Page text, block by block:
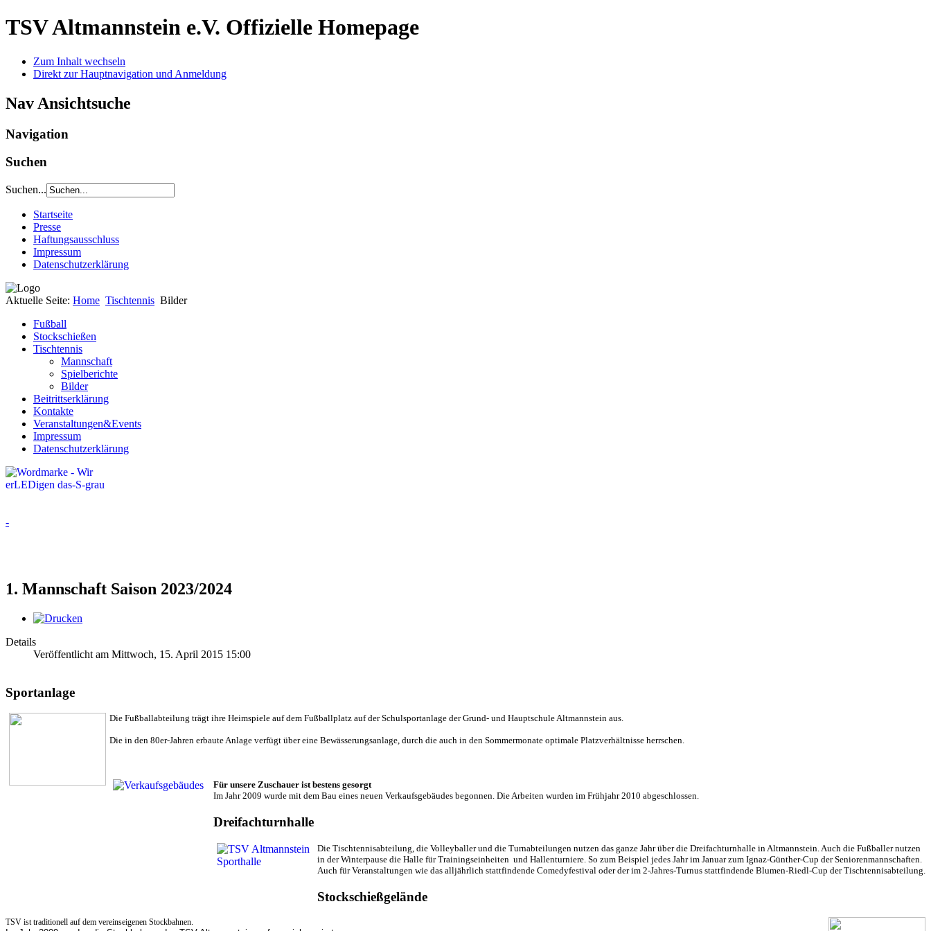
TSV Altmannstein e.V. Offizielle Homepage
Zum Inhalt wechseln
Direkt zur Hauptnavigation und Anmeldung
Nav Ansichtsuche
Navigation
Suchen
Suchen...
Startseite
Presse
Haftungsausschluss
Impressum
Datenschutzerklärung
Aktuelle Seite: Home Tischtennis Bilder
Fußball
Stockschießen
Tischtennis
Mannschaft
Spielberichte
Bilder
Beitrittserklärung
Kontakte
Veranstaltungen&Events
Impressum
Datenschutzerklärung
-
1. Mannschaft Saison 2023/2024
Details
Veröffentlicht am Mittwoch, 15. April 2015 15:00
Sportanlage
Die Fußballabteilung trägt ihre Heimspiele auf dem Fußballplatz auf der Schulsportanlage der Grund- und Hauptschule Altmannstein aus.
Die in den 80er-Jahren erbaute Anlage verfügt über eine Bewässerungsanlage, durch die auch in den Sommermonate optimale Platzverhältnisse herrschen.
Für unsere Zuschauer ist bestens gesorgt
Im Jahr 2009 wurde mit dem Bau eines neuen Verkaufsgebäudes begonnen. Die Arbeiten wurden im Frühjahr 2010 abgeschlossen.
Dreifachturnhalle
Die Tischtennisabteilung, die Volleyballer und die Turnabteilungen nutzen das ganze Jahr über die Dreifachturnhalle in Altmannstein. Auch die Fußballer nutzen
in der Winterpause die Halle für Trainingseinheiten und Hallenturniere. So zum Beispiel jedes Jahr im Januar zum Ignaz-Günther-Cup der Seniorenmannschaften.
Auch für Veranstaltungen wie das alljährlich stattfindende Comedyfestival oder der im 2-Jahres-Turnus stattfindende Blumen-Riedl-Cup der Tischtennisabteilung.
Stockschießgelände
TSV ist traditionell auf dem vereinseigenen Stockbahnen.